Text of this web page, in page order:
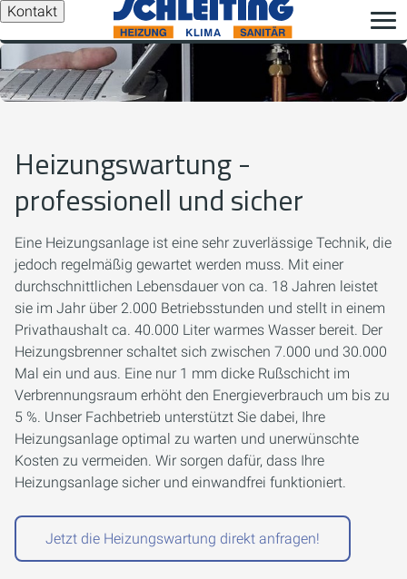
Kontakt
Heizungswartung -
professionell und sicher
Eine Heizungsanlage ist eine sehr zuverlässige Technik, die
jedoch regelmäßig gewartet werden muss. Mit einer
durchschnittlichen Lebensdauer von ca. 18 Jahren leistet
sie im Jahr über 2.000 Betriebsstunden und stellt in einem
Privathaushalt ca. 40.000 Liter warmes Wasser bereit. Der
Heizungsbrenner schaltet sich zwischen 7.000 und 30.000
Mal ein und aus. Eine nur 1 mm dicke Rußschicht im
Verbrennungsraum erhöht den Energieverbrauch um bis zu
5 %. Unser Fachbetrieb unterstützt Sie dabei, Ihre
Heizungsanlage optimal zu warten und unerwünschte
Kosten zu vermeiden. Wir sorgen dafür, dass Ihre
Heizungsanlage sicher und einwandfrei funktioniert.
Jetzt die Heizungswartung direkt anfragen!